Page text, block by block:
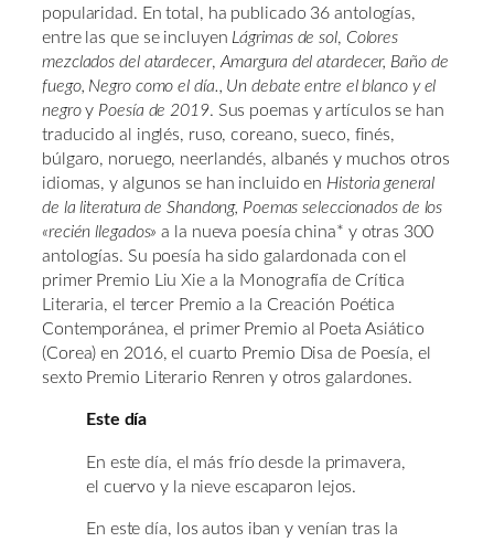
popularidad. En total, ha publicado 36 antologías,
entre las que se incluyen Lágrimas de sol, Colores
mezclados del atardecer, Amargura del atardecer, Baño de
fuego, Negro como el día., Un debate entre el blanco y el
negroy Poesía de 2019. Sus poemas y artículos se han
traducido al inglés, ruso, coreano, sueco, finés,
búlgaro, noruego, neerlandés, albanés y muchos otros
idiomas, y algunos se han incluido en Historia general
de la literatura de Shandong, Poemas seleccionados de los
«recién llegados» a la nueva poesía china* y otras 300
antologías. Su poesía ha sido galardonada con el
primer Premio Liu Xie a la Monografía de Crítica
Literaria, el tercer Premio a la Creación Poética
Contemporánea, el primer Premio al Poeta Asiático
(Corea) en 2016, el cuarto Premio Disa de Poesía, el
sexto Premio Literario Renren y otros galardones.
Este día
En este día, el más frío desde la primavera,
el cuervo y la nieve escaparon lejos.
En este día, los autos iban y venían tras la